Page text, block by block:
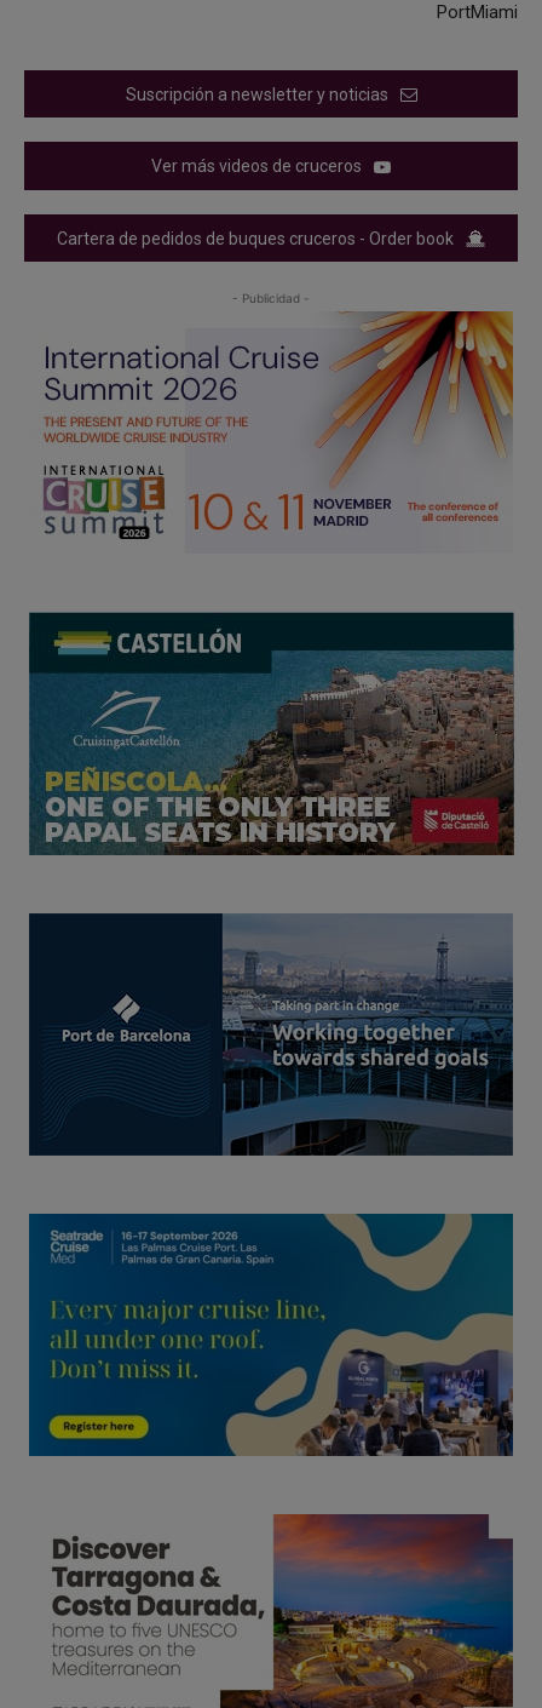
PortMiami
Suscripción a newsletter y noticias
Ver más videos de cruceros
Cartera de pedidos de buques cruceros - Order book
- Publicidad -